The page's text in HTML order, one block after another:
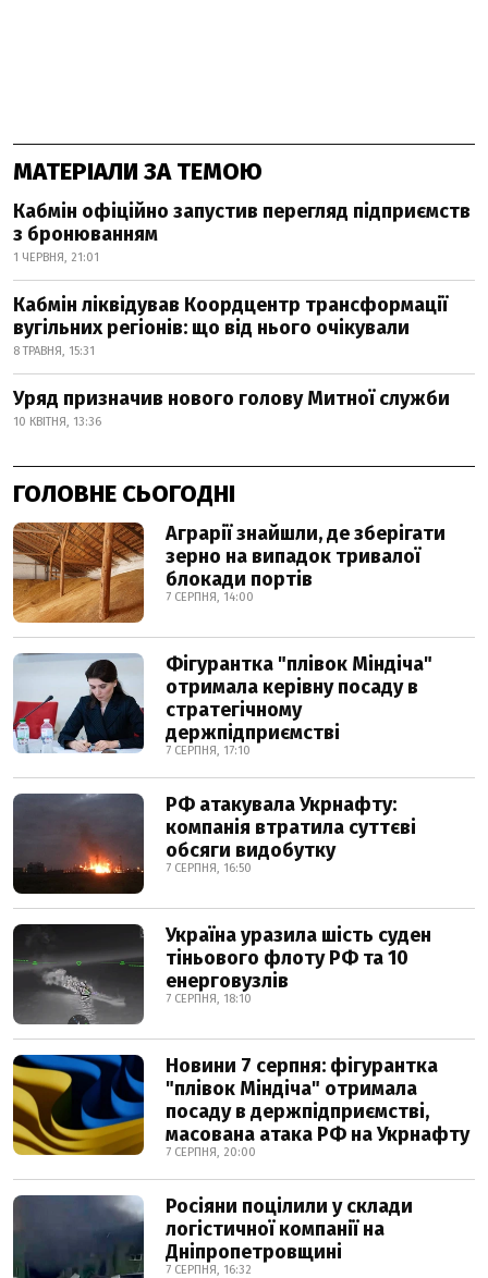
МАТЕРІАЛИ ЗА ТЕМОЮ
Кабмін офіційно запустив перегляд підприємств
з бронюванням
1 ЧЕРВНЯ, 21:01
Кабмін ліквідував Коордцентр трансформації
вугільних регіонів: що від нього очікували
8 ТРАВНЯ, 15:31
Уряд призначив нового голову Митної служби
10 КВІТНЯ, 13:36
ГОЛОВНЕ СЬОГОДНІ
Аграрії знайшли, де зберігати
зерно на випадок тривалої
блокади портів
7 СЕРПНЯ, 14:00
Фігурантка "плівок Міндіча"
отримала керівну посаду в
стратегічному
держпідприємстві
7 СЕРПНЯ, 17:10
РФ атакувала Укрнафту:
компанія втратила суттєві
обсяги видобутку
7 СЕРПНЯ, 16:50
Україна уразила шість суден
тіньового флоту РФ та 10
енерговузлів
7 СЕРПНЯ, 18:10
Новини 7 серпня: фігурантка
"плівок Міндіча" отримала
посаду в держпідприємстві,
масована атака РФ на Укрнафту
7 СЕРПНЯ, 20:00
Росіяни поцілили у склади
логістичної компанії на
Дніпропетровщині
7 СЕРПНЯ, 16:32